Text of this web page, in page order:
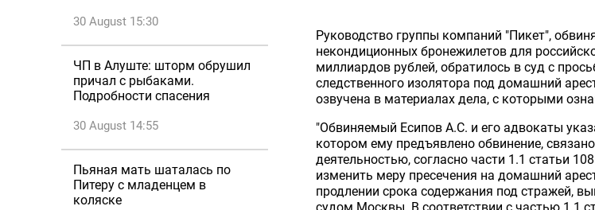
30 August 15:30
ЧП в Алуште: шторм обрушил
причал с рыбаками.
Подробности спасения
30 August 14:55
Пьяная мать шаталась по
Питеру с младенцем в
коляске
Руководство группы компаний "Пикет",
некондиционных бронежилетов для
миллиардов рублей, обратилось в суд с
следственного изолятора под домашний
озвучена в материалах дела, с которыми
"Обвиняемый Есипов А.С. и его адвокаты
котором ему предъявлено обвинение,
деятельностью, согласно части 1.1 статьи
изменить меру пресечения на домашний
продлении срока содержания под стражей,
судом Москвы. В соответствии с частью 1.1